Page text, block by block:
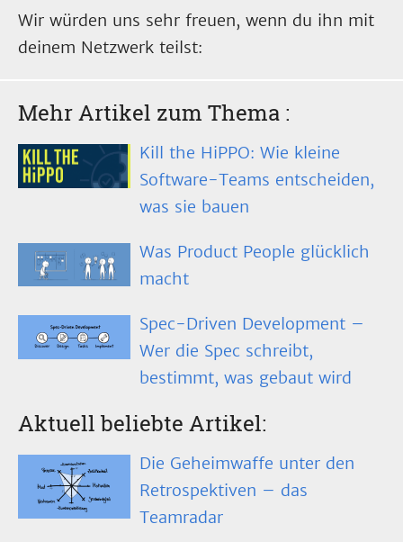
Wir würden uns sehr freuen, wenn du ihn mit
deinem Netzwerk teilst:
Mehr Artikel zum Thema :
Kill the HiPPO: Wie kleine
Software-Teams entscheiden,
was sie bauen
Was Product People glücklich
macht
Spec-Driven Development –
Wer die Spec schreibt,
bestimmt, was gebaut wird
Aktuell beliebte Artikel:
Die Geheimwaffe unter den
Retrospektiven – das
Teamradar